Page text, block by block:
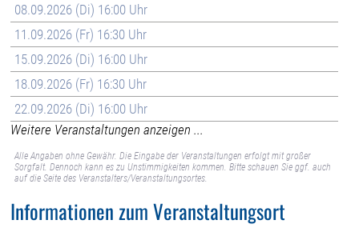
08.09.2026 (Di) 16:00 Uhr
11.09.2026 (Fr) 16:30 Uhr
15.09.2026 (Di) 16:00 Uhr
18.09.2026 (Fr) 16:30 Uhr
22.09.2026 (Di) 16:00 Uhr
Weitere Veranstaltungen anzeigen ...
Alle Angaben ohne Gewähr. Die Eingabe der Veranstaltungen erfolgt mit großer
Sorgfalt. Dennoch kann es zu Unstimmigkeiten kommen. Bitte schauen Sie ggf. auch
auf die Seite des Veranstalters/Veranstaltungsortes.
Informationen zum Veranstaltungsort